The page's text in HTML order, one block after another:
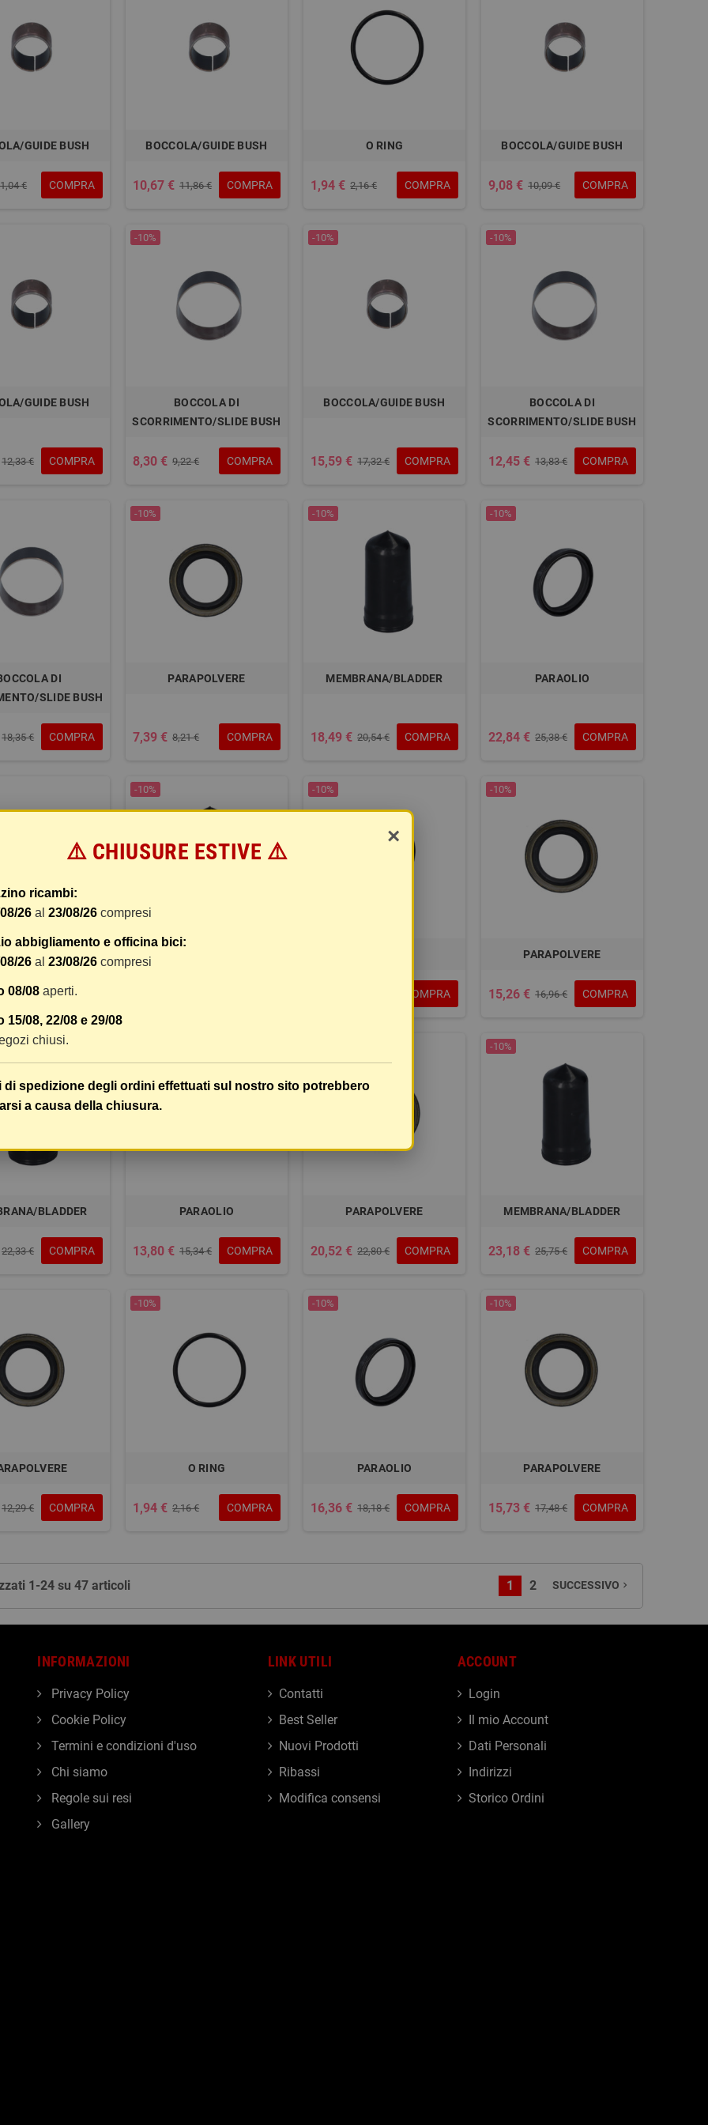
GUIDE BUSH
€ COMPRA
BOCCOLA/GUIDE BUSH
10,67 € 11,86 € COMPRA
O RING
1,94 € 2,16 € COMPRA
BOCCOLA/GUIDE BUSH
9,08 € 10,09 € COMPRA
GUIDE BUSH
12,33 € COMPRA
-10%
BOCCOLA DI
SCORRIMENTO/SLIDE BUSH
8,30 € 9,22 € COMPRA
-10%
BOCCOLA/GUIDE BUSH
15,59 € 17,32 € COMPRA
-10%
BOCCOLA DI
SCORRIMENTO/SLIDE BUSH
12,45 € 13,83 € COMPRA
DI
SLIDE BUSH
18,35 € COMPRA
-10%
PARAPOLVERE
7,39 € 8,21 € COMPRA
-10%
MEMBRANA/BLADDER
18,49 € 20,54 € COMPRA
-10%
PARAOLIO
22,84 € 25,38 € COMPRA
23,88 € COMPRA
-10%
MEMBRANA/BLADDER
-10%
COMPRA
-10%
PARAPOLVERE
15,26 € 16,96 € COMPRA
BLADDER
22,33 € COMPRA
PARAOLIO
13,80 € 15,34 € COMPRA
PARAPOLVERE
20,52 € 22,80 € COMPRA
-10%
MEMBRANA/BLADDER
23,18 € 25,75 € COMPRA
12,29 € COMPRA
-10%
O RING
1,94 € 2,16 € COMPRA
-10%
PARAOLIO
16,36 € 18,18 € COMPRA
-10%
PARAPOLVERE
15,73 € 17,48 € COMPRA
1-24 su 47 articoli 1 2 SUCCESSIVO navigate_next
×
⚠️ CHIUSURE ESTIVE ⚠️
ricambi:
26 al 23/08/26 compresi
abbigliamento e officina bici:
26 al 23/08/26 compresi
08/08 aperti.
15/08, 22/08 e 29/08
chiusi.
di spedizione degli ordini effettuati sul nostro sito potrebbero
a causa della chiusura.
LINK UTILI
Contatti
Best Seller
Nuovi Prodotti
Ribassi
Modifica consensi
ACCOUNT
Login
Il mio Account
Dati Personali
Indirizzi
Storico Ordini
INFORMAZIONI
Privacy Policy
Cookie Policy
Termini e condizioni d'uso
Chi siamo
Regole sui resi
Gallery